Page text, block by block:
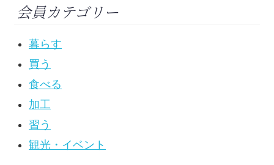
会員カテゴリー
暮らす
買う
食べる
加工
習う
観光・イベント